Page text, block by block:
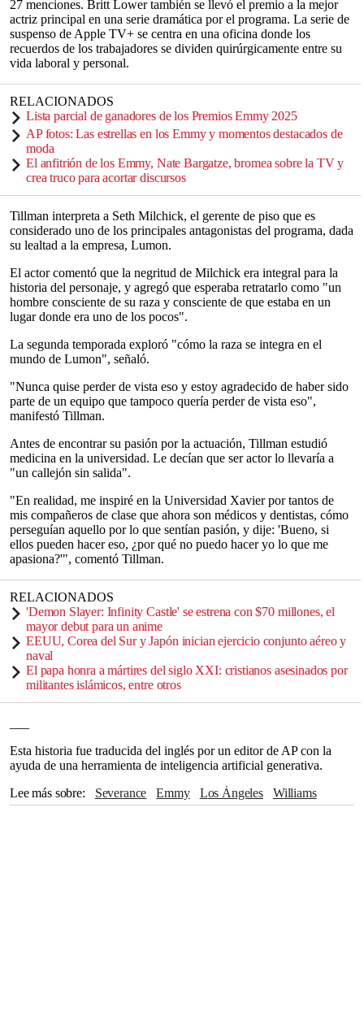
27 menciones. Britt Lower también se llevó el premio a la mejor
actriz principal en una serie dramática por el programa. La serie de
suspenso de Apple TV+ se centra en una oficina donde los
recuerdos de los trabajadores se dividen quirúrgicamente entre su
vida laboral y personal.
RELACIONADOS
Lista parcial de ganadores de los Premios Emmy 2025
AP fotos: Las estrellas en los Emmy y momentos destacados de
moda
El anfitrión de los Emmy, Nate Bargatze, bromea sobre la TV y
crea truco para acortar discursos
Tillman interpreta a Seth Milchick, el gerente de piso que es
considerado uno de los principales antagonistas del programa, dada
su lealtad a la empresa, Lumon.
El actor comentó que la negritud de Milchick era integral para la
historia del personaje, y agregó que esperaba retratarlo como "un
hombre consciente de su raza y consciente de que estaba en un
lugar donde era uno de los pocos".
La segunda temporada exploró "cómo la raza se integra en el
mundo de Lumon", señaló.
"Nunca quise perder de vista eso y estoy agradecido de haber sido
parte de un equipo que tampoco quería perder de vista eso",
manifestó Tillman.
Antes de encontrar su pasión por la actuación, Tillman estudió
medicina en la universidad. Le decían que ser actor lo llevaría a
"un callejón sin salida".
"En realidad, me inspiré en la Universidad Xavier por tantos de
mis compañeros de clase que ahora son médicos y dentistas, cómo
perseguían aquello por lo que sentían pasión, y dije: 'Bueno, si
ellos pueden hacer eso, ¿por qué no puedo hacer yo lo que me
apasiona?'", comentó Tillman.
RELACIONADOS
'Demon Slayer: Infinity Castle' se estrena con $70 millones, el
mayor debut para un anime
EEUU, Corea del Sur y Japón inician ejercicio conjunto aéreo y
naval
El papa honra a mártires del siglo XXI: cristianos asesinados por
militantes islámicos, entre otros
Esta historia fue traducida del inglés por un editor de AP con la
ayuda de una herramienta de inteligencia artificial generativa.
Lee más sobre
Severance Emmy Los Ángeles
Williams